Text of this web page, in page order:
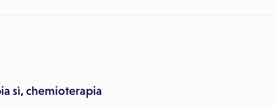
sì, chemioterapia